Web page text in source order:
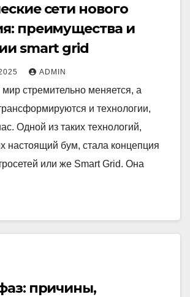
сети нового
преимущества и
smart grid
ADMIN
стремительно меняется, а
и технологии,
Одной из таких технологий,
настоящий бум, стала концепция
или же Smart Grid. Она
причины,